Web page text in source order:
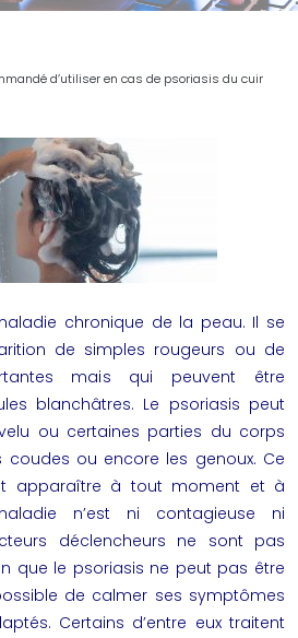
d’utiliser en cas de psoriasis du cuir
chronique de la peau. Il se
de simples rougeurs ou de
mais qui peuvent être
blanchâtres. Le psoriasis peut
ou certaines parties du corps
coudes ou encore les genoux. Ce
apparaître à tout moment et à
n’est ni contagieuse ni
déclencheurs ne sont pas
que le psoriasis ne peut pas être
de calmer ses symptômes
Certains d’entre eux traitent